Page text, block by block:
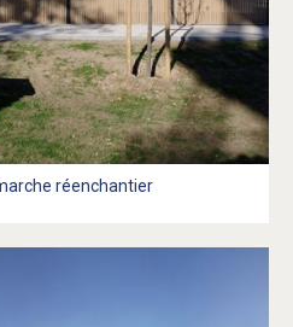
réenchantier